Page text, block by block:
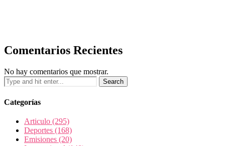
Comentarios Recientes
No hay comentarios que mostrar.
Categorías
Articulo (295)
Deportes (168)
Emisiones (20)